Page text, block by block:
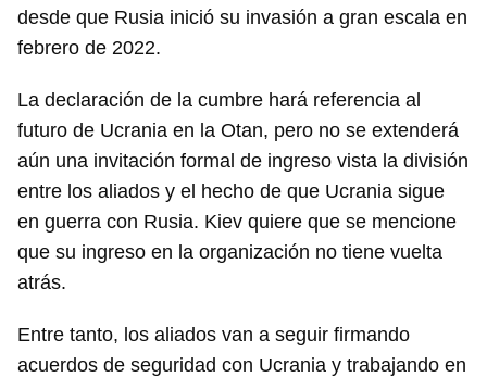
desde que Rusia inició su invasión a gran escala en
febrero de 2022.
La declaración de la cumbre hará referencia al
futuro de Ucrania en la Otan, pero no se extenderá
aún una invitación formal de ingreso vista la división
entre los aliados y el hecho de que Ucrania sigue
en guerra con Rusia. Kiev quiere que se mencione
que su ingreso en la organización no tiene vuelta
atrás.
Entre tanto, los aliados van a seguir firmando
acuerdos de seguridad con Ucrania y trabajando en